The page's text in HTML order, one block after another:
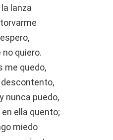
lanza
quiero.
me quedo,
nunca puedo,
ella quento;
miedo